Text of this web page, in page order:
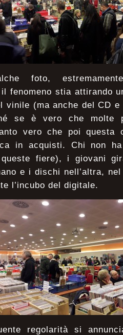
foto,
fenomeno stia attirando
vinile (ma anche del CD
se è vero che molte
vero che poi questa
in acquisti. Chi non
queste fiere), i giovani
e i dischi nell’altra,
l’incubo del digitale.
regolarità si